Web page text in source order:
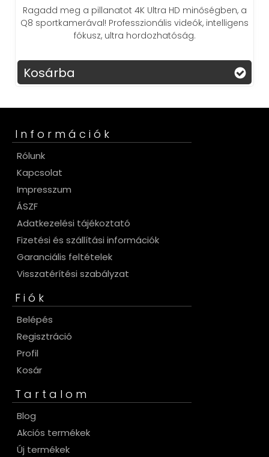
Ragadd meg a pillanatot 4K Ultra HD minőségben, a
Q8 sportkamerával! Professzionális videók, intelligens
fókusz, ultra hordozhatóság.
Kosárba
Információk
Rólunk
Kapcsolat
Impresszum
ÁSZF
Adatkezelési tájékoztató
Fizetési és szállítási információk
Garanciális feltételek
Visszatérítési szabályzat
Fiók
Belépés
Regisztráció
Profil
Kosár
Tartalom
Blog
Akciós termékek
Új termékek